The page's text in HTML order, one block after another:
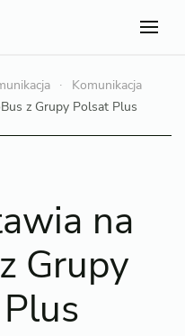
Komunikacja
z Grupy Polsat Plus
na
Grupy